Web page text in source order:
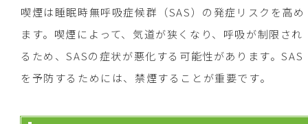
喫煙は睡眠時無呼吸症候群（SAS）の発症リスクを高め
ます。喫煙によって、気道が狭くなり、呼吸が制限され
るため、SASの症状が悪化する可能性があります。SAS
を予防するためには、禁煙することが重要です。